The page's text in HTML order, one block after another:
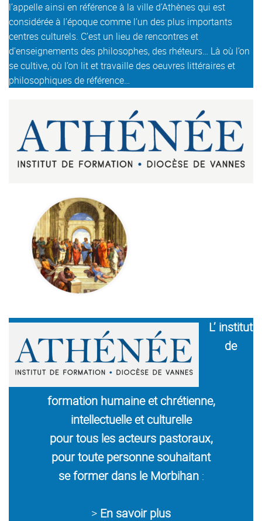
l’appelle ainsi en référence à la ville d’Athènes qui est
considérée à l’époque comme l’un des plus importants
centres culturels. C’est un lieu de rencontres et
d’enseignements des philosophes, des rhéteurs… Là où l’on
se cultive, où l’on lit et travaille des oeuvres littéraires et
philosophiques de référence…
L’ institut
de
formation humaine et chrétienne,
intellectuelle et culturelle
pour tous les acteurs pastoraux,
pour toute personne souhaitant
se former dans le Morbihan:
> En savoir plus